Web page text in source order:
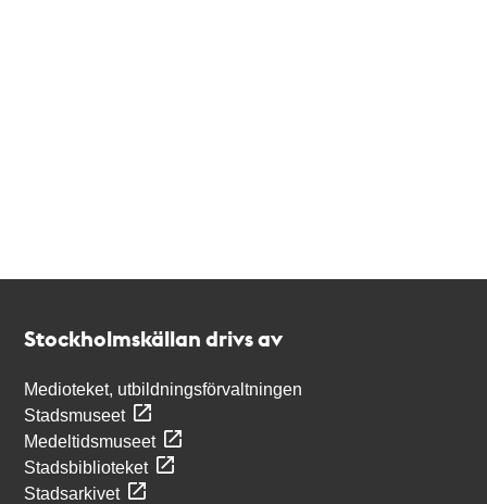
Stockholmskällan drivs av
Medioteket, utbildningsförvaltningen
Stadsmuseet
Medeltidsmuseet
Stadsbiblioteket
Stadsarkivet